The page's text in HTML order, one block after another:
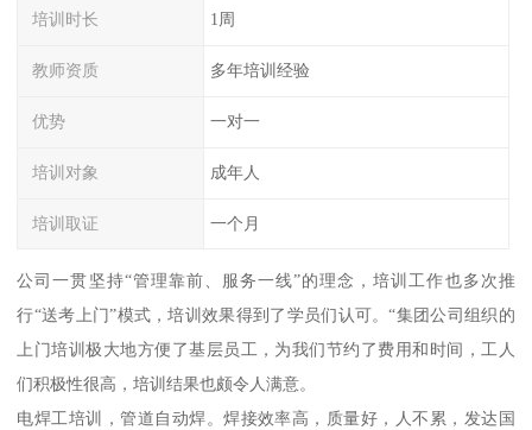
培训时长 1周
教师资质 多年培训经验
优势 一对一
培训对象 成年人
培训取证 一个月
公司一贯坚持“管理靠前、服务一线”的理念，培训工作也多次推
行“送考上门”模式，培训效果得到了学员们认可。“集团公司组织的
上门培训极大地方便了基层员工，为我们节约了费用和时间，工人
们积极性很高，培训结果也颇令人满意。
电焊工培训，管道自动焊。焊接效率高，质量好，人不累，发达国